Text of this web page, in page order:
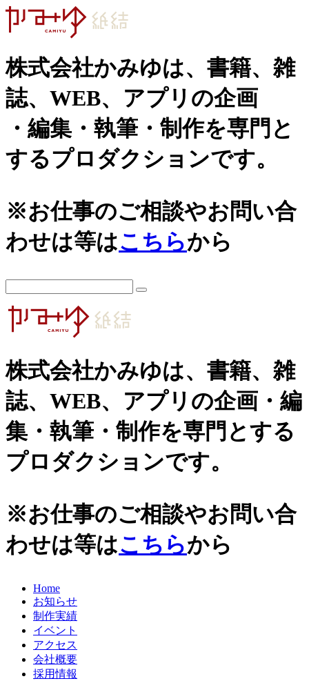
株式会社かみゆは、書籍、雑
誌、WEB、アプリの企画
・編集・執筆・制作を専門と
するプロダクションです。
※お仕事のご相談やお問い合
わせは等はこちらから
株式会社かみゆは、書籍、雑
誌、WEB、アプリの企画・編
集・執筆・制作を専門とする
プロダクションです。
※お仕事のご相談やお問い合
わせは等はこちらから
Home
お知らせ
制作実績
イベント
アクセス
会社概要
採用情報